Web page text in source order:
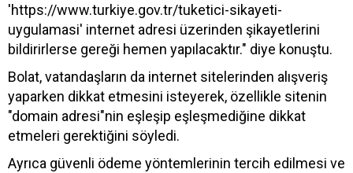
'https://www.turkiye.gov.tr/tuketici-sikayeti-
uygulamasi' internet adresi üzerinden şikayetlerini
bildirirlerse gereği hemen yapılacaktır." diye konuştu.
Bolat, vatandaşların da internet sitelerinden alışveriş
yaparken dikkat etmesini isteyerek, özellikle sitenin
"domain adresi"nin eşleşip eşleşmediğine dikkat
etmeleri gerektiğini söyledi.
Ayrıca güvenli ödeme yöntemlerinin tercih edilmesi ve